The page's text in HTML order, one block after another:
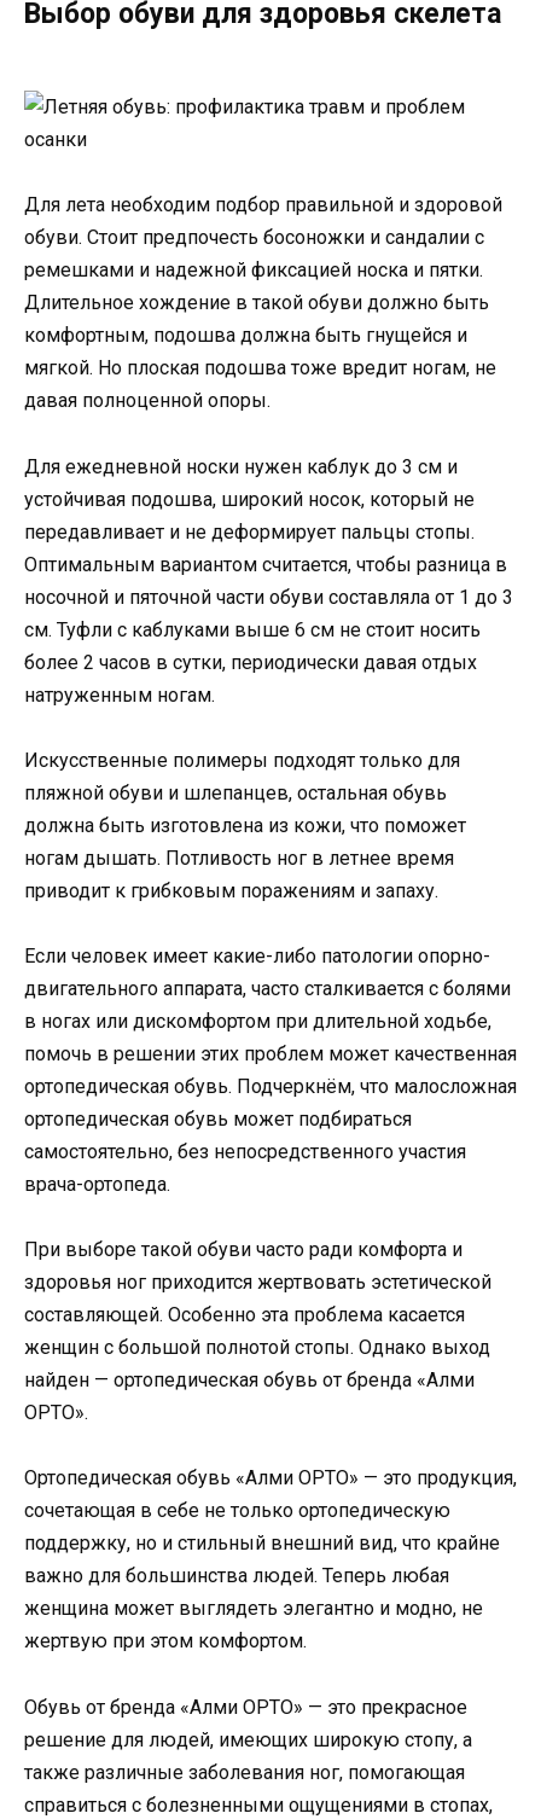
Выбор обуви для здоровья скелета
Для лета необходим подбор правильной и здоровой
обуви. Стоит предпочесть босоножки и сандалии с
ремешками и надежной фиксацией носка и пятки.
Длительное хождение в такой обуви должно быть
комфортным, подошва должна быть гнущейся и
мягкой. Но плоская подошва тоже вредит ногам, не
давая полноценной опоры.
Для ежедневной носки нужен каблук до 3 см и
устойчивая подошва, широкий носок, который не
передавливает и не деформирует пальцы стопы.
Оптимальным вариантом считается, чтобы разница в
носочной и пяточной части обуви составляла от 1 до 3
см. Туфли с каблуками выше 6 см не стоит носить
более 2 часов в сутки, периодически давая отдых
натруженным ногам.
Искусственные полимеры подходят только для
пляжной обуви и шлепанцев, остальная обувь
должна быть изготовлена из кожи, что поможет
ногам дышать. Потливость ног в летнее время
приводит к грибковым поражениям и запаху.
Если человек имеет какие-либо патологии опорно-
двигательного аппарата, часто сталкивается с болями
в ногах или дискомфортом при длительной ходьбе,
помочь в решении этих проблем может качественная
ортопедическая обувь. Подчеркнём, что малосложная
ортопедическая обувь может подбираться
самостоятельно, без непосредственного участия
врача-ортопеда.
При выборе такой обуви часто ради комфорта и
здоровья ног приходится жертвовать эстетической
составляющей. Особенно эта проблема касается
женщин с большой полнотой стопы. Однако выход
найден — ортопедическая обувь от бренда «Алми
ОРТО».
Ортопедическая обувь «Алми ОРТО» — это продукция,
сочетающая в себе не только ортопедическую
поддержку, но и стильный внешний вид, что крайне
важно для большинства людей. Теперь любая
женщина может выглядеть элегантно и модно, не
жертвую при этом комфортом.
Обувь от бренда «Алми ОРТО» — это прекрасное
решение для людей, имеющих широкую стопу, а
также различные заболевания ног, помогающая
справиться с болезненными ощущениями в стопах,